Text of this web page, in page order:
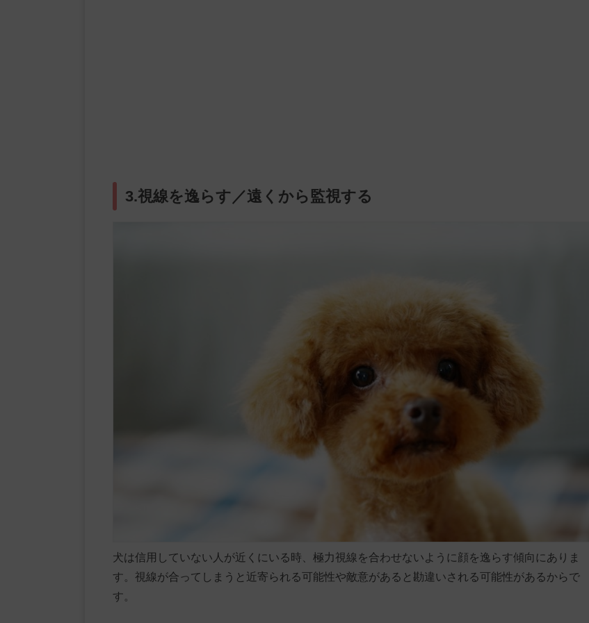
3.視線を逸らす／遠くから監視する
犬は信用していない人が近くにいる時、極力視線を合わせないように顔を逸らす傾向にありま
す。視線が合ってしまうと近寄られる可能性や敵意があると勘違いされる可能性があるからで
す。